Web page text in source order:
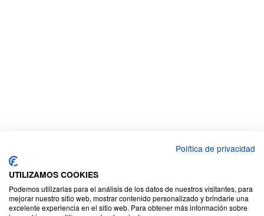
Política de privacidad
UTILIZAMOS COOKIES
Podemos utilizarlas para el análisis de los datos de nuestros visitantes, para
mejorar nuestro sitio web, mostrar contenido personalizado y brindarle una
excelente experiencia en el sitio web. Para obtener más información sobre